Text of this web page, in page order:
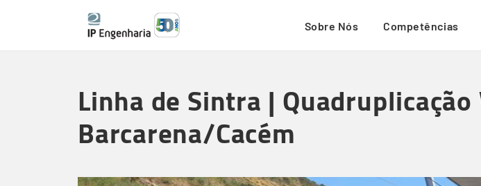
Sobre Nós Competências
Linha de Sintra |
Barcarena/Cacém